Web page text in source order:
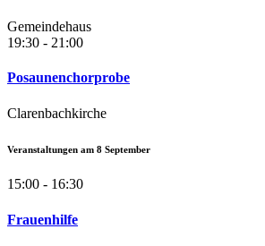
Gemeindehaus
19:30 - 21:00
Posaunenchorprobe
Clarenbachkirche
Veranstaltungen am 8 September
15:00 - 16:30
Frauenhilfe